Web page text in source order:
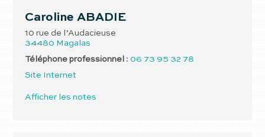
Caroline ABADIE
10 rue de l’Audacieuse
34480 Magalas
Téléphone professionnel : 06 73 95 32 78
Site Internet
Afficher les notes